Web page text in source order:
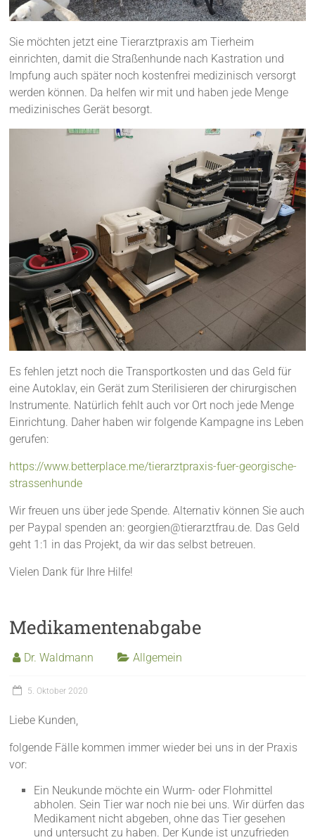
Sie möchten jetzt eine Tierarztpraxis am Tierheim
einrichten, damit die Straßenhunde nach Kastration und
Impfung auch später noch kostenfrei medizinisch versorgt
werden können. Da helfen wir mit und haben jede Menge
medizinisches Gerät besorgt.
Es fehlen jetzt noch die Transportkosten und das Geld für
eine Autoklav, ein Gerät zum Sterilisieren der chirurgischen
Instrumente. Natürlich fehlt auch vor Ort noch jede Menge
Einrichtung. Daher haben wir folgende Kampagne ins Leben
gerufen:
https://www.betterplace.me/tierarztpraxis-fuer-georgische-
strassenhunde
Wir freuen uns über jede Spende. Alternativ können Sie auch
per Paypal spenden an: georgien@tierarztfrau.de. Das Geld
geht 1:1 in das Projekt, da wir das selbst betreuen.
Vielen Dank für Ihre Hilfe!
Medikamentenabgabe
Dr. Waldmann Allgemein
5. Oktober 2020
Liebe Kunden,
folgende Fälle kommen immer wieder bei uns in der Praxis
vor:
Ein Neukunde möchte ein Wurm- oder Flohmittel
abholen. Sein Tier war noch nie bei uns. Wir dürfen das
Medikament nicht abgeben, ohne das Tier gesehen
und untersucht zu haben. Der Kunde ist unzufrieden